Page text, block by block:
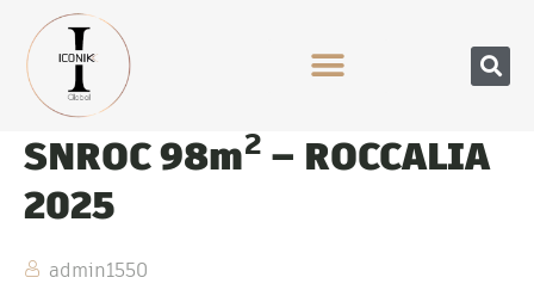
SNROC 98m² – ROCCALIA
2025
admin1550